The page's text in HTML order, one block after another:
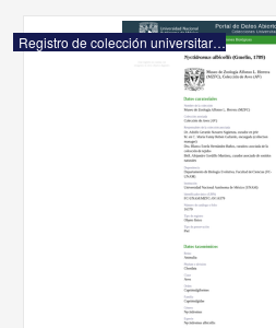
Registro de colección universitaria